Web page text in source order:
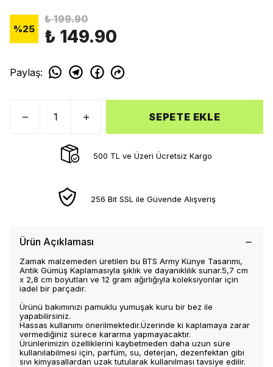
%25
₺ 199.90
₺ 149.90
Paylaş:
SEPETE EKLE
500 TL ve Üzeri Ücretsiz Kargo
256 Bit SSL ile Güvende Alışveriş
Ürün Açıklaması
Zamak malzemeden üretilen bu BTS Army Künye Tasarımı,
Antik Gümüş Kaplamasıyla şıklık ve dayanıklılık sunar.5,7 cm
x 2,8 cm boyutları ve 12 gram ağırlığıyla koleksiyonlar için
iadel bir parçadır.
Ürünü bakımınızı pamuklu yumuşak kuru bir bez ile
yapabilirsiniz.
Hassas kullanımı önerilmektedir.Üzerinde ki kaplamaya zarar
vermediğiniz sürece kararma yapmayacaktır.
Ürünlerimizin özelliklerini kaybetmeden daha uzun süre
kullanılabilmesi için, parfüm, su, deterjan, dezenfektan gibi
sıvı kimyasallardan uzak tutularak kullanılması tavsiye edilir.